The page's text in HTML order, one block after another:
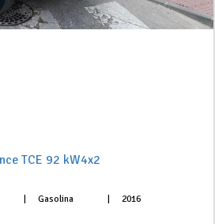
TCE 92 kW4x2
Gasolina 2016